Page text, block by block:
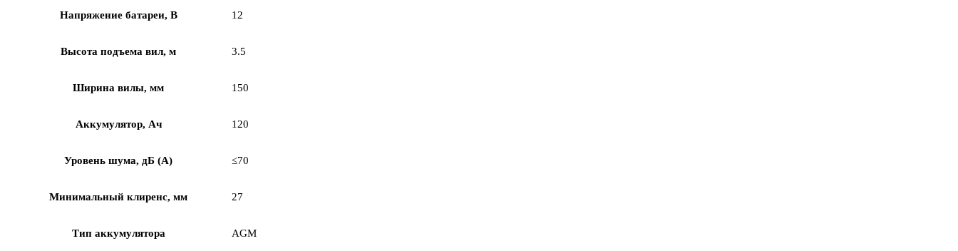
Напряжение батареи, B 12
Высота подъема вил, м 3.5
Ширина вилы, мм 150
Аккумулятор, Ач 120
Уровень шума, дБ (А) ≤70
Минимальный клиренс, мм 27
Тип аккумулятора AGM